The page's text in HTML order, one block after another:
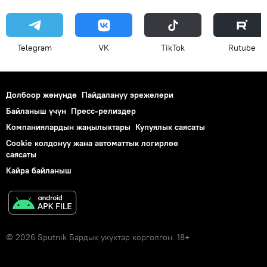
Telegram VK ТikТоk Rutube
Долбоор жөнүндө Пайдалануу эрежелери
Байланыш үчүн Пресс-релиздер
Компаниялардын жаңылыктары Купуялык саясаты
Cookie колдонуу жана автоматтык логирлөө
саясаты
Кайра байланыш
© 2026 Sputnik Бардык укуктар корголгон. 18+